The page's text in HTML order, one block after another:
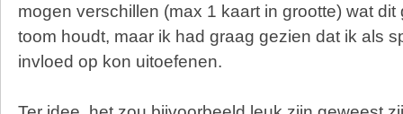
mogen verschillen (max 1 kaart in grootte) wat
toom houdt, maar ik had graag gezien dat ik als
invloed op kon uitoefenen.